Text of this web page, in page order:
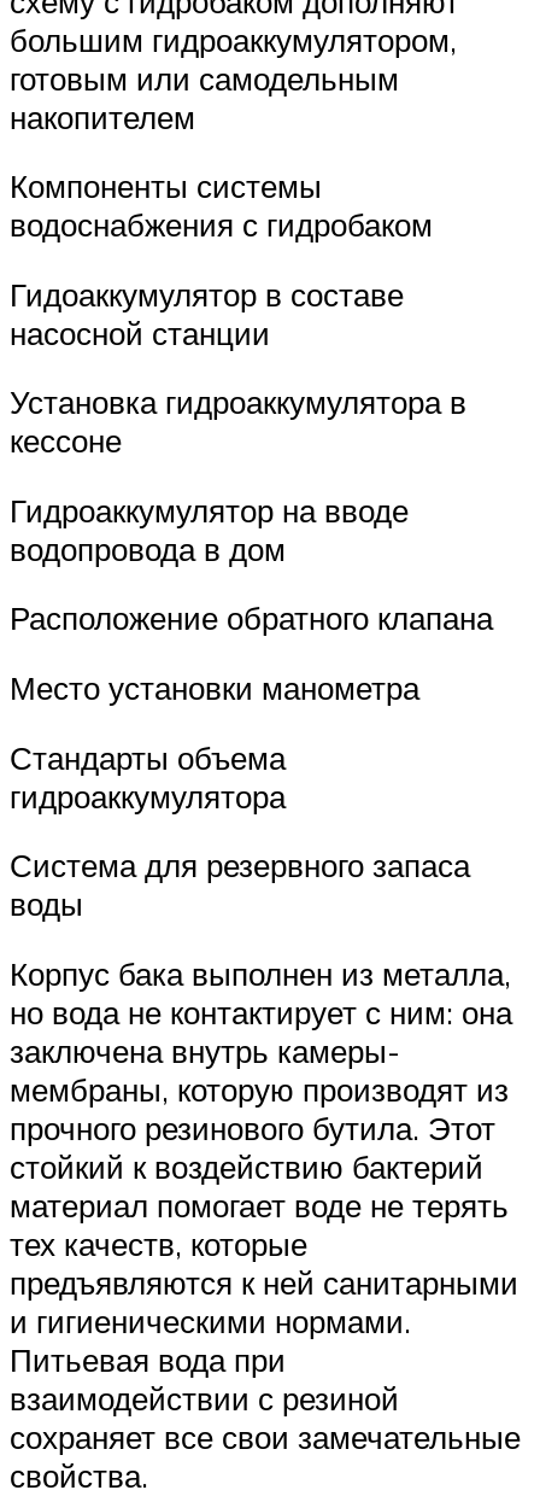
большим гидроаккумулятором,
готовым или самодельным
накопителем
Компоненты системы
водоснабжения с гидробаком
Гидоаккумулятор в составе
насосной станции
Установка гидроаккумулятора в
кессоне
Гидроаккумулятор на вводе
водопровода в дом
Расположение обратного клапана
Место установки манометра
Стандарты объема
гидроаккумулятора
Система для резервного запаса
воды
Корпус бака выполнен из металла,
но вода не контактирует с ним: она
заключена внутрь камеры-
мембраны, которую производят из
прочного резинового бутила. Этот
стойкий к воздействию бактерий
материал помогает воде не терять
тех качеств, которые
предъявляются к ней санитарными
и гигиеническими нормами.
Питьевая вода при
взаимодействии с резиной
сохраняет все свои замечательные
свойства.